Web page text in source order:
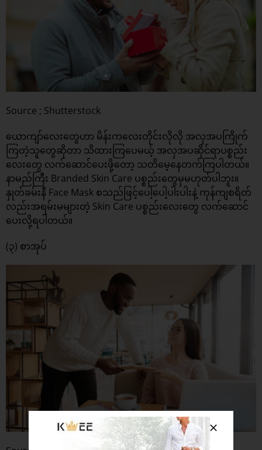
Source ; Shutterstock
ယောကျာ်လေးတွေဟာ မိန်းကလေးတိုင်းလိုလို အလှအပကြိုက်
ကြတဲ့သူတွေဆိုတာ သိထားကြပေမယ့် အလှအပဆိုင်ရာပစ္စည်း
လေးတွေ လက်ဆောင်ပေးဖို့တော့ သတိမေ့နေတက်ကြပါတယ်။
နာမည်ကြီး Branded Skin Care ပစ္စည်းတွေမှမဟုတ်ပါဘူး။
နှုတ်ခမ်းနီ Face Mask စသည်ဖြင့်ပေါ့ပေါ့ပါးပါးနဲ့ ကုန်ကျစရိတ်
လည်းအရမ်းမများတဲ့ Skin Care ပစ္စည်းလေးတွေ လက်ဆောင်
ပေးလို့ရပါတယ်။
(၃) စာအုပ်